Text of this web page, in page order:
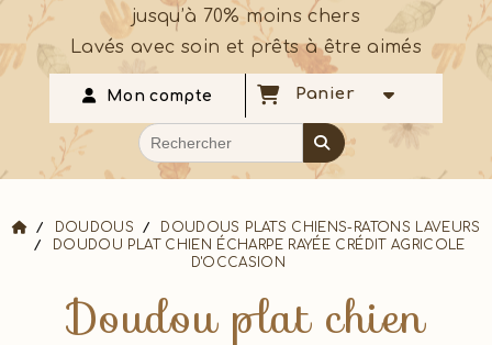
jusqu’à 70% moins chers
Lavés avec soin et prêts à être aimés
Mon compte Panier
DOUDOUS
DOUDOUS PLATS CHIENS-RATONS LAVEURS
DOUDOU PLAT CHIEN ÉCHARPE RAYÉE CRÉDIT AGRICOLE
D'OCCASION
Doudou plat chien